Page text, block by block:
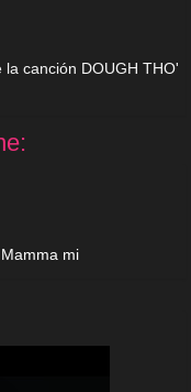
canción DOUGH THO'
mi